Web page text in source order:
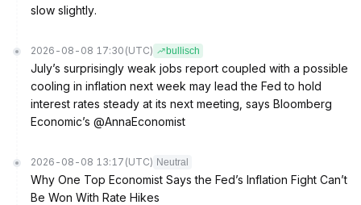
slow slightly.
2026-08-08 17:30 (UTC) bullisch
July’s surprisingly weak jobs report coupled with a possible
cooling in inflation next week may lead the Fed to hold
interest rates steady at its next meeting, says Bloomberg
Economic’s @AnnaEconomist
2026-08-08 13:17 (UTC) Neutral
Why One Top Economist Says the Fed’s Inflation Fight Can’t
Be Won With Rate Hikes